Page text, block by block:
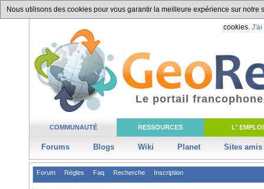
Nous utilisons des cookies pour vous garantir la meilleure expérience sur
cookies. J'ai
COMMUNAUTÉ RESSOURCES L' EMPLOI
Forums Blogs Wiki Planet Sites amis
Le portail
Forum Règles Faq Recherche Inscription